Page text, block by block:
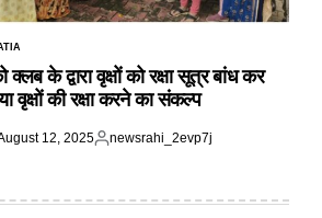
क्लब के द्वारा वृक्षों को रक्षा सूत्र बांध कर
वृक्षों की रक्षा करने का संकल्प
12, 2025
Posted
newsrahi_2evp7j